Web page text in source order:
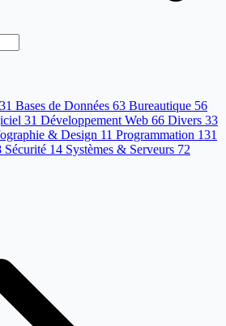
31 Bases de Données 63 Bureautique 56
31 Développement Web 66 Divers 33
& Design 11 Programmation 131
Sécurité 14 Systèmes & Serveurs 72